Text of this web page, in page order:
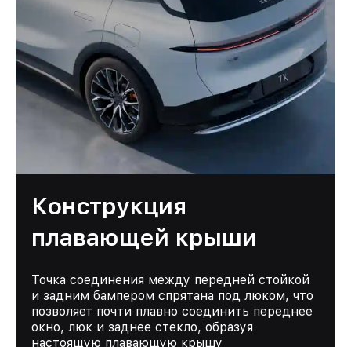
Конструкция
плавающей крыши
Точка соединения между передней стойкой
и задним бампером спрятана под люком, что
позволяет почти плавно соединить переднее
окно, люк и заднее стекло, образуя
настоящую плавающую крышу